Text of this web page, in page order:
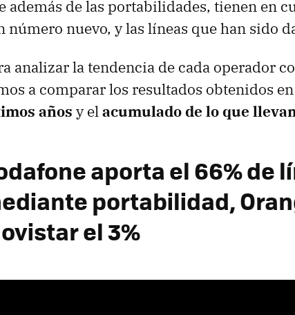
además de las portabilidades, tienen en
número nuevo, y las líneas que han sido
analizar la tendencia de cada operador
a comparar los resultados obtenidos en
años y elacumulado de lo que
aporta el 66% de
portabilidad,
el 3%